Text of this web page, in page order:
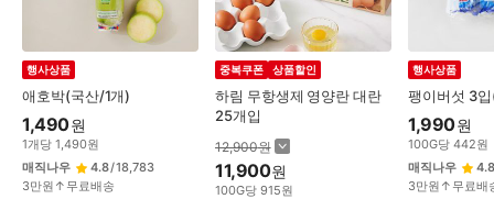
애호박(국산/1개)
행사상품
1,490원
1개당 1,490원
매직나우
4.8/18,783
3만원↑무료배송
하림 무항생제 영양란 대란
25개입
중복쿠폰 상품할인
12,900원
11,900원
100G당 915원
팽이버섯 3
행사상품
1,990원
100G당 442원
매직나우
4.8
3만원↑무료배